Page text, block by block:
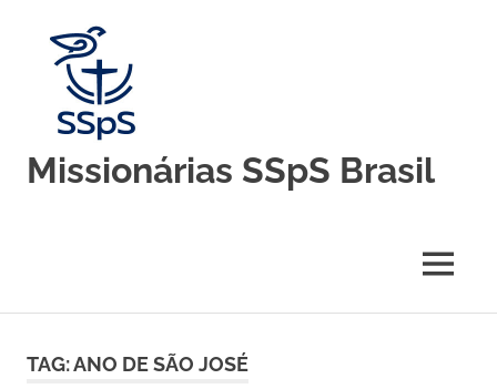
content
Missionárias SSpS Brasil
Espírito
MENU
TAG:ANO DE SÃO JOSÉ